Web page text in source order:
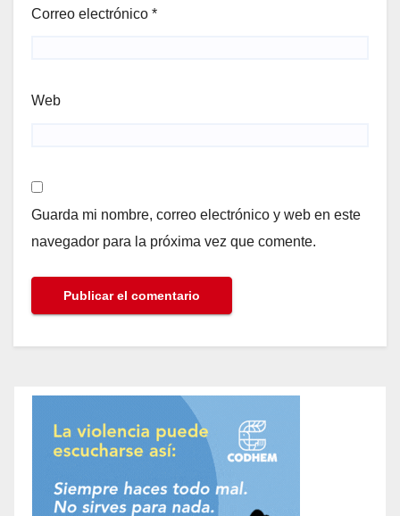
Correo electrónico *
Web
Guarda mi nombre, correo electrónico y web en este
navegador para la próxima vez que comente.